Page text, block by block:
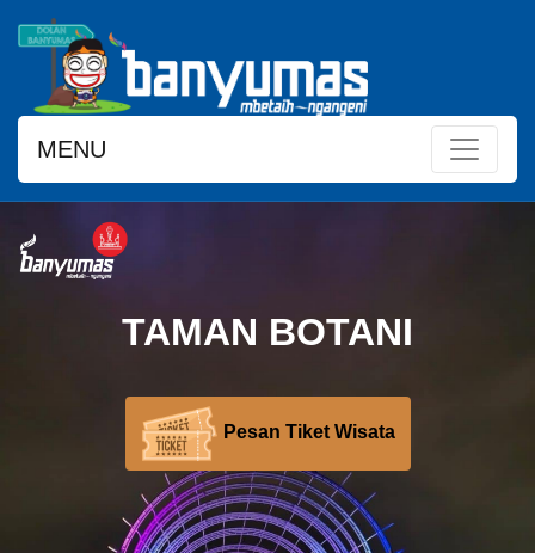
MENU
TAMAN BOTANI
Pesan Tiket Wisata